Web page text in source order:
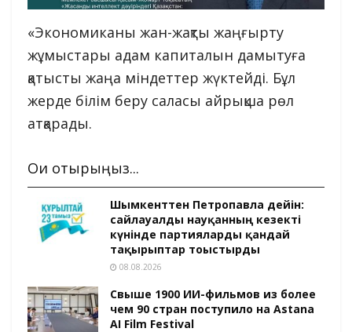
«Экономиканы жан-жақты жаңғырту
жұмыстары адам капиталын дамытуға
қатысты жаңа міндеттер жүктейді. Бұл
жерде білім беру саласы айрықша рөл
атқарады.
Оқи отырыңыз...
Шымкенттен Петропавлға дейін:
сайлауалды науқанның кезекті
күнінде партияларды қандай
тақырыптар тоғыстырды
08.08.2026
Свыше 1900 ИИ-фильмов из более
чем 90 стран поступило на Astana
AI Film Festival